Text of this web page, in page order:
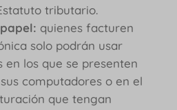
tributario.
quienes facturen
solo podrán usar
en los que se presenten
computadores o en el
que tengan